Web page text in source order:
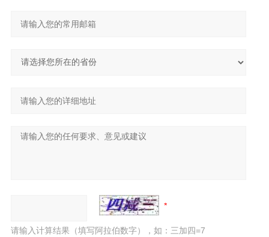
请输入计算结果（填写阿拉伯数字），如：三加四=7